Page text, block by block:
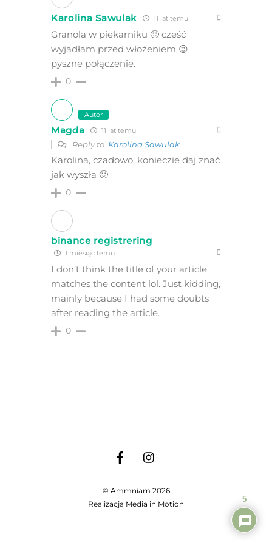
Karolina Sawulak 11 lat temu
Granola w piekarniku 🙂 cześć
wyjadłam przed włożeniem 😉
pyszne połączenie.
0
Autor
Magda 11 lat temu
Reply to Karolina Sawulak
Karolina, czadowo, konieczie daj znać
jak wyszła 🙂
0
binance registrering
1 miesiąc temu
I don’t think the title of your article
matches the content lol. Just kidding,
mainly because I had some doubts
after reading the article.
0
© Ammniam 2026
Realizacja Media in Motion
5